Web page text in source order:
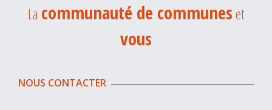
La communauté de communeset
vous
NOUS CONTACTER